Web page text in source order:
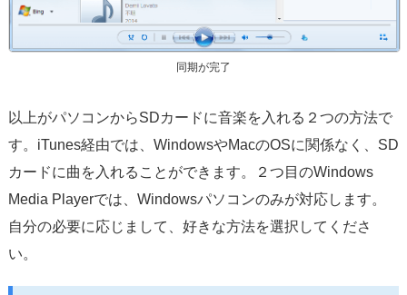
同期が完了
以上がパソコンからSDカードに音楽を入れる２つの方法で
す。iTunes経由では、WindowsやMacのOSに関係なく、SD
カードに曲を入れることができます。２つ目のWindows
Media Playerでは、Windowsパソコンのみが対応します。
自分の必要に応じまして、好きな方法を選択してくださ
い。